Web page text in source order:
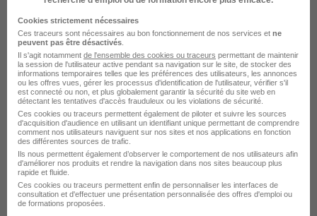
Ces offres pourraient aussi
vous intéresser
Infirmier de H/F
Vendin-le-Vieil - 62 CDI 25 € / heure
Voir l’offre
Cookies strictement nécessaires
Ces traceurs sont nécessaires au bon fonctionnement de nos services et ne
peuvent pas être désactivés
Il s'agit notamment de l'ensemble des cookies ou traceurs permettant de maintenir
la session de l'utilisateur active pendant sa navigation sur le site, de stocker des
informations temporaires telles que les préférences des utilisateurs, les annonces
ou les offres vues, gérer les processus d'identification de l'utilisateur, vérifier s'il
est connecté ou non, et plus globalement garantir la sécurité du site web en
détectant les tentatives d'accès frauduleux ou les violations de sécurité.
Ces cookies ou traceurs permettent également de piloter et suivre les sources
d'acquisition d'audience en utilisant un identifiant unique permettant de comprendre
comment nos utilisateurs naviguent sur nos sites et nos applications en fonction
des différentes sources de trafic.
Ils nous permettent également d’observer le comportement de nos utilisateurs afin
d'améliorer nos produits et rendre la navigation dans nos sites beaucoup plus
rapide et fluide.
Ces cookies ou traceurs permettent enfin de personnaliser les interfaces de
consultation et d'effectuer une présentation personnalisée des offres d'emploi ou
de formations proposées.